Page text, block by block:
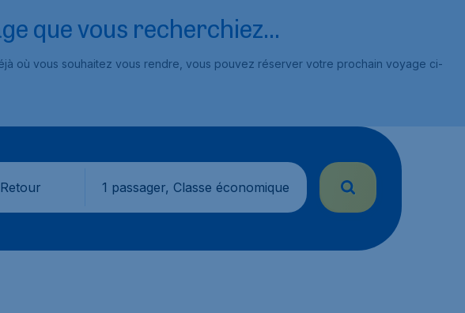
que vous recherchiez...
où vous souhaitez vous rendre, vous pouvez réserver votre prochain voyage ci-
Retour 1 passager, Classe économique